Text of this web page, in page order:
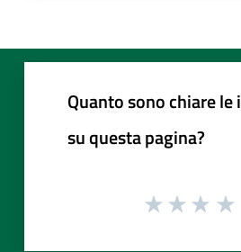
Quanto sono chiare
su questa pagina?